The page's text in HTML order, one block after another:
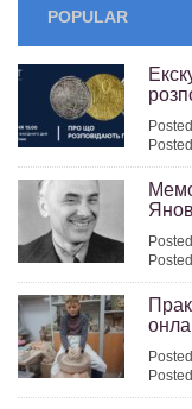
POPULAR